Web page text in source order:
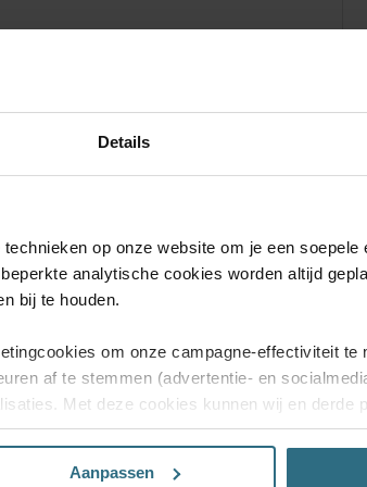
Details
op onze website om je een soepele
analytische cookies worden altijd
bij te houden.
om onze campagne-effectiviteit te
af te stemmen (advertentie- en
Met deze cookies kunnen wij en derde
hier alles over onze cookie- en
met het gebruik van alle cookies. Kies je
Aanpassen
Vr,
BESTEL GRATIS MONSTERS